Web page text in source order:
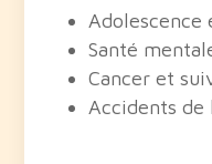
Adolescence
Santé
Cancer et
Accidents de